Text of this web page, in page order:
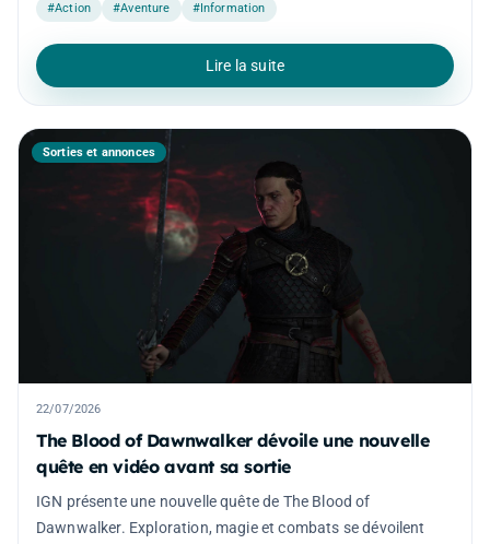
#Action #Aventure #Information
Lire la suite
Sorties et annonces
22/07/2026
The Blood of Dawnwalker dévoile une nouvelle
quête en vidéo avant sa sortie
IGN présente une nouvelle quête de The Blood of
Dawnwalker. Exploration, magie et combats se dévoilent